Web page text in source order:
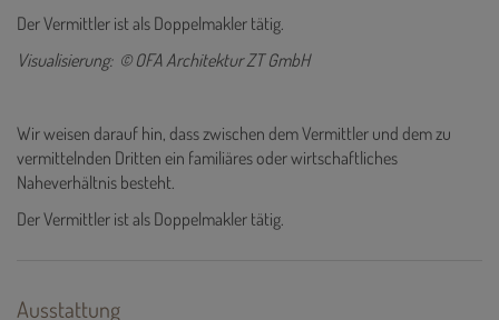
Der Vermittler ist als Doppelmakler tätig.
Visualisierung: © OFA Architektur ZT GmbH
Wir weisen darauf hin, dass zwischen dem Vermittler und dem zu
vermittelnden Dritten ein familiäres oder wirtschaftliches
Naheverhältnis besteht.
Der Vermittler ist als Doppelmakler tätig.
Ausstattung